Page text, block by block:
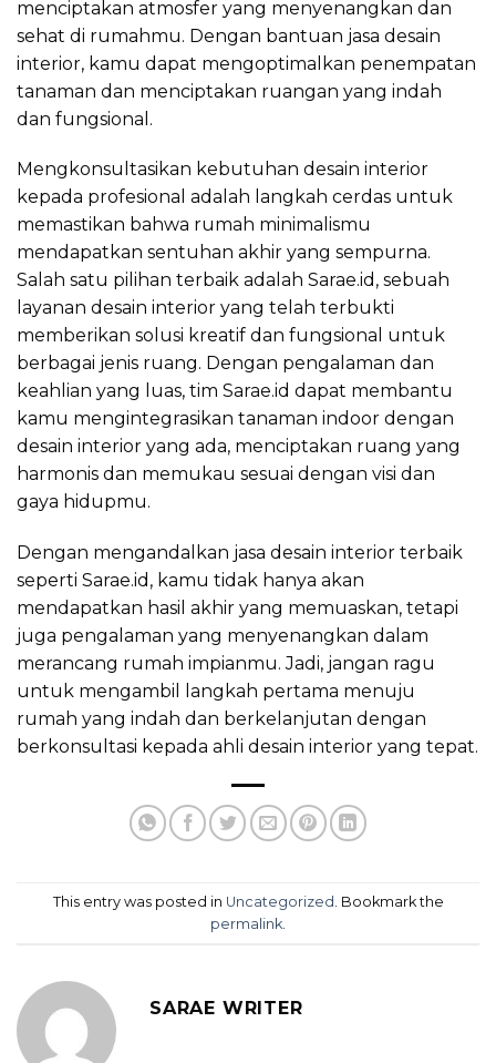
menciptakan atmosfer yang menyenangkan dan
sehat di rumahmu. Dengan bantuan jasa desain
interior, kamu dapat mengoptimalkan penempatan
tanaman dan menciptakan ruangan yang indah
dan fungsional.
Mengkonsultasikan kebutuhan desain interior
kepada profesional adalah langkah cerdas untuk
memastikan bahwa rumah minimalismu
mendapatkan sentuhan akhir yang sempurna.
Salah satu pilihan terbaik adalah Sarae.id, sebuah
layanan desain interior yang telah terbukti
memberikan solusi kreatif dan fungsional untuk
berbagai jenis ruang. Dengan pengalaman dan
keahlian yang luas, tim Sarae.id dapat membantu
kamu mengintegrasikan tanaman indoor dengan
desain interior yang ada, menciptakan ruang yang
harmonis dan memukau sesuai dengan visi dan
gaya hidupmu.
Dengan mengandalkan jasa desain interior terbaik
seperti Sarae.id, kamu tidak hanya akan
mendapatkan hasil akhir yang memuaskan, tetapi
juga pengalaman yang menyenangkan dalam
merancang rumah impianmu. Jadi, jangan ragu
untuk mengambil langkah pertama menuju
rumah yang indah dan berkelanjutan dengan
berkonsultasi kepada ahli desain interior yang tepat.
This entry was posted in Uncategorized . Bookmark the
permalink
SARAE WRITER